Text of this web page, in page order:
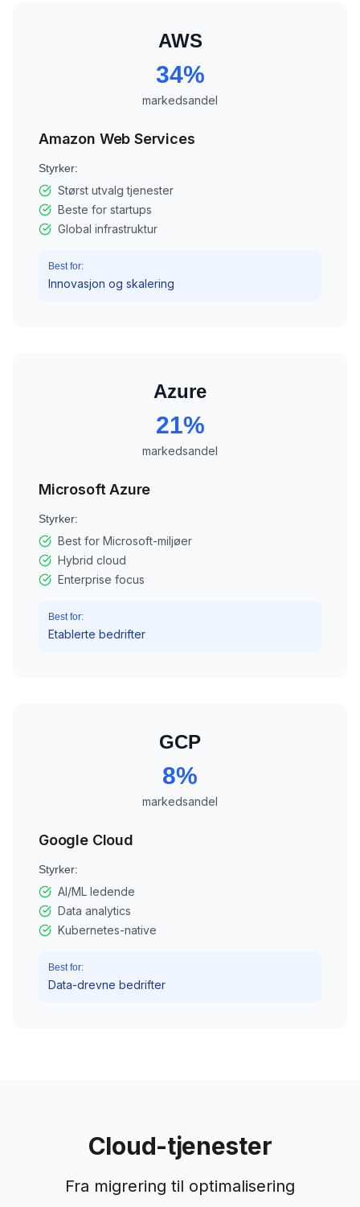
AWS
34%
markedsandel
Amazon Web Services
Styrker:
Størst utvalg tjenester
Beste for startups
Global infrastruktur
Best for:
Innovasjon og skalering
Azure
21%
markedsandel
Microsoft Azure
Styrker:
Best for Microsoft-miljøer
Hybrid cloud
Enterprise focus
Best for:
Etablerte bedrifter
GCP
8%
markedsandel
Google Cloud
Styrker:
AI/ML ledende
Data analytics
Kubernetes-native
Best for:
Data-drevne bedrifter
Cloud-tjenester
Fra migrering til optimalisering